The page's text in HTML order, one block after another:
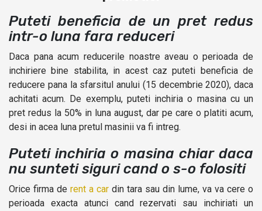
Puteti beneficia de un pret redus
intr-o luna fara reduceri
Daca pana acum reducerile noastre aveau o perioada de
inchiriere bine stabilita, in acest caz puteti beneficia de
reducere pana la sfarsitul anului (15 decembrie 2020), daca
achitati acum. De exemplu, puteti inchiria o masina cu un
pret redus la 50% in luna august, dar pe care o platiti acum,
desi in acea luna pretul masinii va fi intreg.
Puteti inchiria o masina chiar daca
nu sunteti siguri cand o s-o folositi
Orice firma de rent a car din tara sau din lume, va va cere o
perioada exacta atunci cand rezervati sau inchiriati un